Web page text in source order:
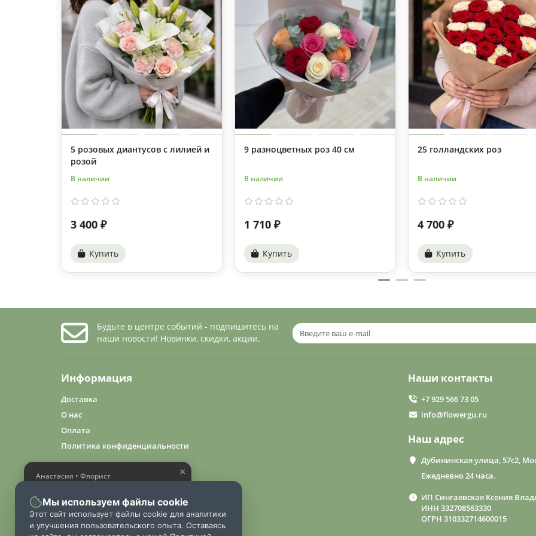
5 розовых диантусов с лилией и
розой
В наличии
3 400 ₽
Купить
9 разноцветных роз 40 см
В наличии
1 710 ₽
Купить
25 голландских роз
В наличии
4 700 ₽
Купить
Будьте в центре событий - подпишитесь на
наши новости! Новинки, скидки, акции.
Информация
Доставка
О нас
Оплата
Политика конфиденциальности
Наши контакты
+7 929 566 73 05
info@flowergu.ru
Наш адрес
Дубининская улица, 57с2,
Ежедневно 24 часа.
ИП Сингаевская Ксения
ИНН 332708563330
ОГРН 310332714600015
×
Анастасия • Флорист
букет
Мы используем файлы cookie
Этот сайт использует файлы cookie для аналитики
и улучшения пользовательского опыта. Оставаясь